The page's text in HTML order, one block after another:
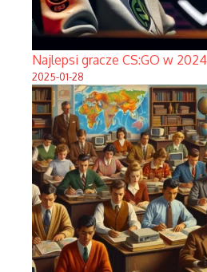
Najlepsi gracze CS:GO w
2025-01-28